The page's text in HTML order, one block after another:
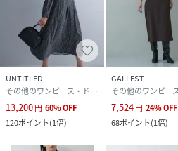
UNTITLED
その他のワンピース・ドレス
13,200円 60%OFF
120ポイント(1倍)
GALLEST
7,524円 24%OFF
68ポイント(1倍)